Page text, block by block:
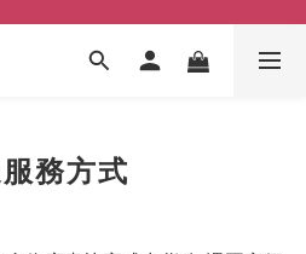
務方式